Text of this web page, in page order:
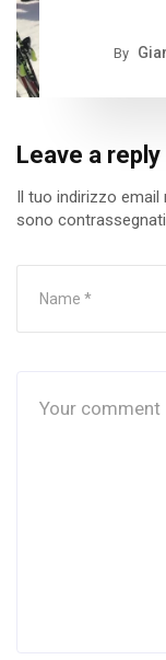
By
Leave a reply
Il tuo indirizzo email
sono contrassegnati